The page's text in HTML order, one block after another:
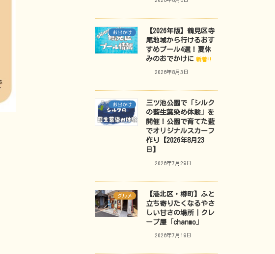
お出かけ
【2026年版】鶴見区寺
尾地域から行けるおす
すめプール4選！夏休
みのおでかけに 新着!!
2026年8月3日
お出かけ
三ツ池公園で「シルク
の藍生葉染め体験」を
開催！公園で育てた藍
でオリジナルスカーフ
作り【2026年8月23
日】
2026年7月29日
グルメ
【港北区・樽町】ふと
立ち寄りたくなるやさ
しい甘さの場所｜クレ
ープ屋「chanmo」
2026年7月19日